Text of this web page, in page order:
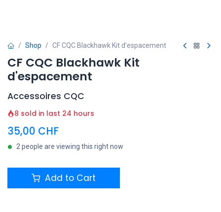
Shop CF CQC Blackhawk Kit d'espacement
CF CQC Blackhawk Kit
d'espacement
Accessoires CQC
8 sold in last 24 hours
35,00 CHF
2 people are viewing this right now
Add to Cart